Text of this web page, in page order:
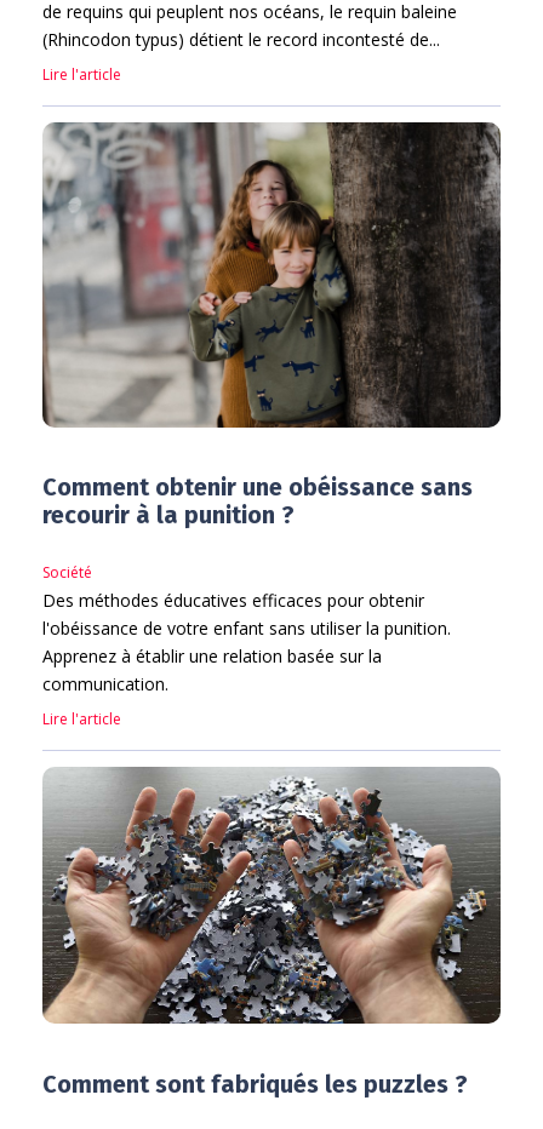
de requins qui peuplent nos océans, le requin baleine
(Rhincodon typus) détient le record incontesté de...
Lire l'article
Comment obtenir une obéissance sans
recourir à la punition ?
Société
Des méthodes éducatives efficaces pour obtenir
l'obéissance de votre enfant sans utiliser la punition.
Apprenez à établir une relation basée sur la
communication.
Lire l'article
Comment sont fabriqués les puzzles ?